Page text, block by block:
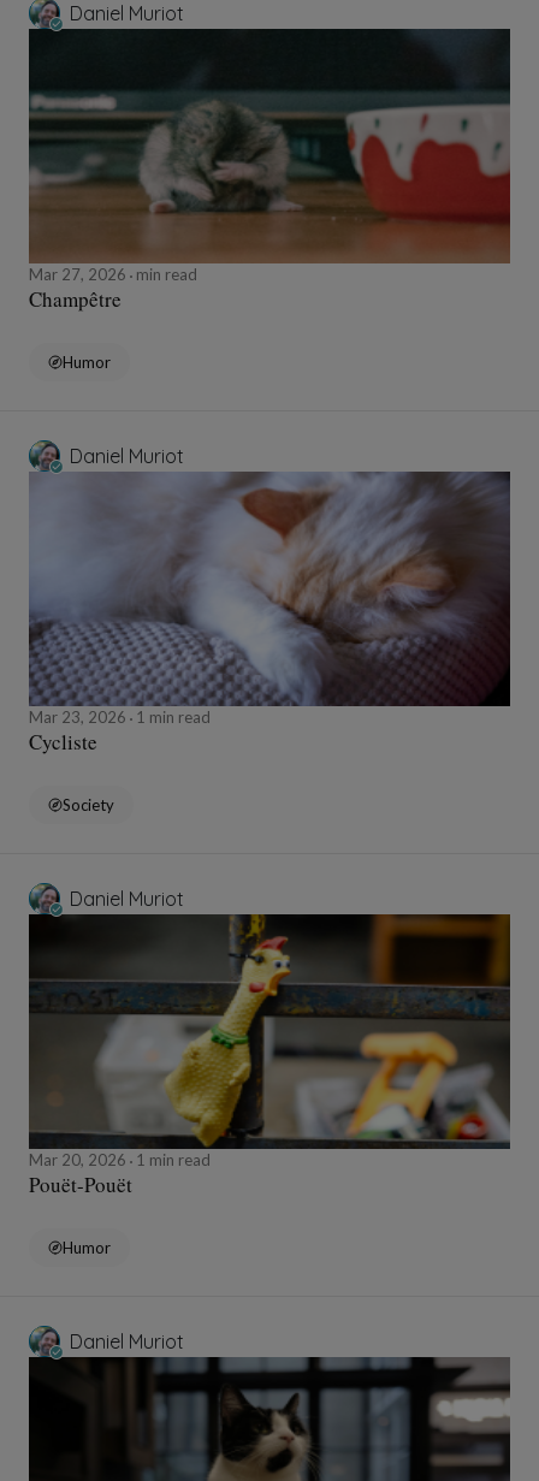
Daniel Muriot
Mar 27, 2026 min read
Champêtre
Humor
Daniel Muriot
Mar 23, 2026 1 min read
Cycliste
Society
Daniel Muriot
Mar 20, 2026 1 min read
Pouët-Pouët
Humor
Daniel Muriot